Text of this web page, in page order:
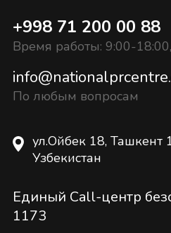
+998 71 200 00 88
Время работы: 9:00-
По любым вопросам
ул.Ойбек 18, Ташкент
Узбекистан
Единый Call-центр
1173